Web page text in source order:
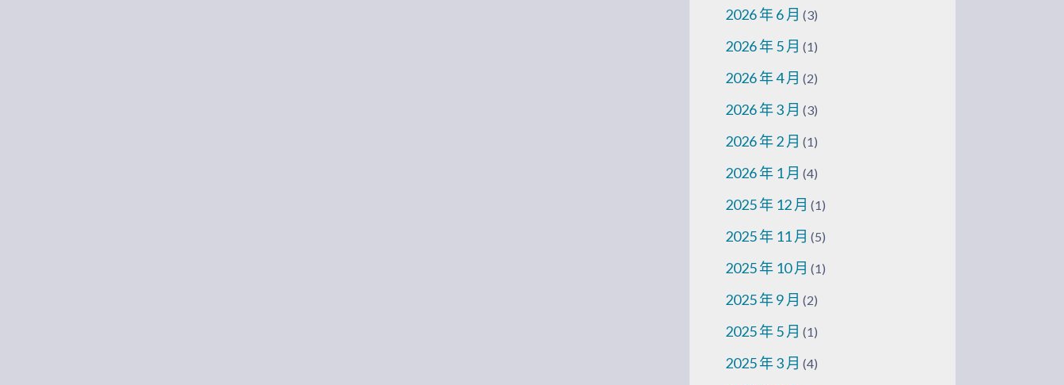
2026 年 6 月 (3)
2026 年 5 月 (1)
2026 年 4 月 (2)
2026 年 3 月 (3)
2026 年 2 月 (1)
2026 年 1 月 (4)
2025 年 12 月 (1)
2025 年 11 月 (5)
2025 年 10 月 (1)
2025 年 9 月 (2)
2025 年 5 月 (1)
2025 年 3 月 (4)